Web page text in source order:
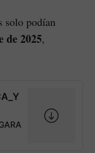
solo podían
de 2025,